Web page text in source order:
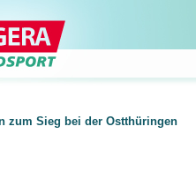
zum Sieg bei der Ostthüringen